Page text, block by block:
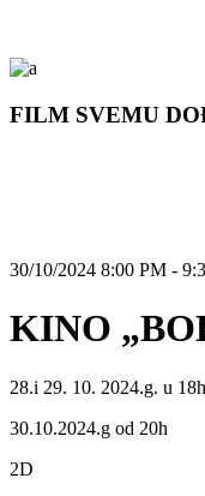
FILM SVEMU
30/10/2024 8:00 PM -
KINO
28.i 29. 10. 2024.g. u 18h
30.10.2024.g od 20h
2D